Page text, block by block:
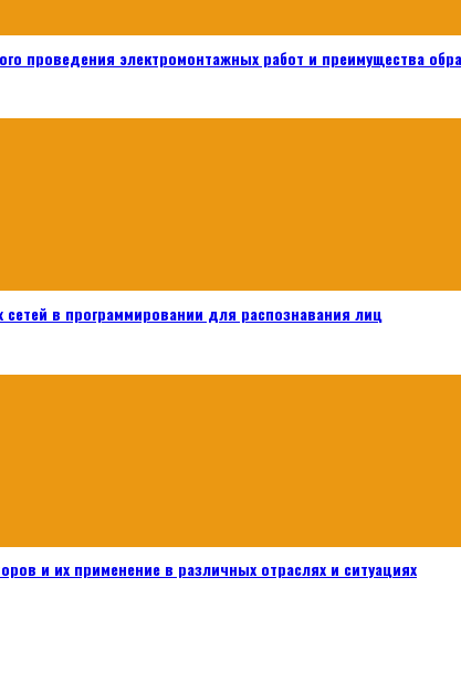
проведения электромонтажных работ и преимущества
в программировании для распознавания лиц
и их применение в различных отраслях и ситуациях